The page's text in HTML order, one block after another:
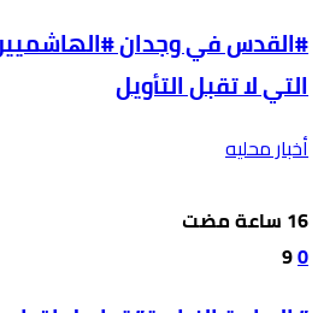
#القدس في وجدان
التي لا تقبل التأويل
أخبار محليه
0
9